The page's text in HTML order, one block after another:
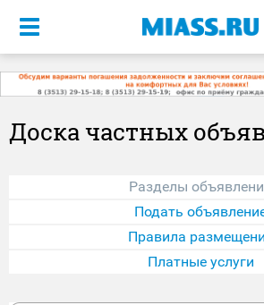
Меню
Доска частных
Разделы
Подать
Правила
Платные услуги